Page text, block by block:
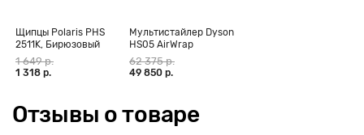
Щипцы Polaris PHS
2511K, Бирюзовый
1 649 р.
1 318 р.
Мультистайлер Dyson
HS05 AirWrap
Complete Long,
фуксия (CN)
62 375 р.
49 850 р.
Отзывы о товаре